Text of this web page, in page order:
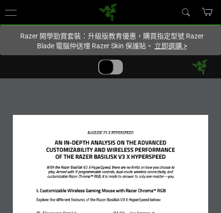
網站.
Razer 開學勁賞套裝：升級版教育優惠，購買指定型號 Razer
Blade 電腦仲送埋 Razer Skin 保護貼。 立即選購 >